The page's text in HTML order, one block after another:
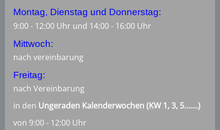
Montag, Dienstag und Donnerstag:
9:00 - 12:00 Uhr und 14:00 - 16:00 Uhr
Mittwoch:
nach vereinbarung
Freitag:
nach Vereinbarung
in den Ungeraden Kalenderwochen (KW 1, 3, 5.......)
von 9:00 - 12:00 Uhr